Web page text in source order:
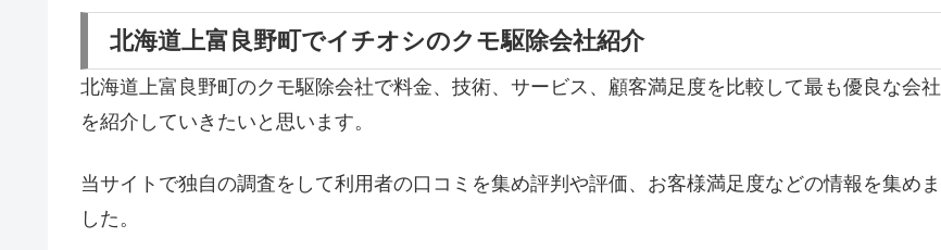
北海道上富良野町でイチオシのクモ駆除会社紹介
北海道上富良野町のクモ駆除会社で料金、技術、サービス、顧客満足度を比較して最も優良な会社
を紹介していきたいと思います。
当サイトで独自の調査をして利用者の口コミを集め評判や評価、お客様満足度などの情報を集めま
した。